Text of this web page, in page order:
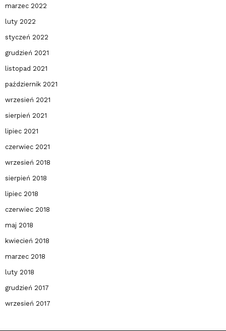
marzec 2022
luty 2022
styczeń 2022
grudzień 2021
listopad 2021
październik 2021
wrzesień 2021
sierpień 2021
lipiec 2021
czerwiec 2021
wrzesień 2018
sierpień 2018
lipiec 2018
czerwiec 2018
maj 2018
kwiecień 2018
marzec 2018
luty 2018
grudzień 2017
wrzesień 2017